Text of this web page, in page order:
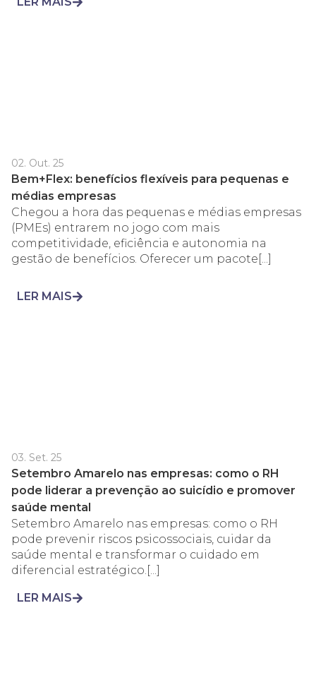
02. Out. 25
Bem+Flex: benefícios flexíveis para pequenas e
médias empresas
Chegou a hora das pequenas e médias empresas
(PMEs) entrarem no jogo com mais
competitividade, eficiência e autonomia na
gestão de benefícios. Oferecer um pacote[...]
LER MAIS
03. Set. 25
Setembro Amarelo nas empresas: como o RH
pode liderar a prevenção ao suicídio e promover
saúde mental
Setembro Amarelo nas empresas: como o RH
pode prevenir riscos psicossociais, cuidar da
saúde mental e transformar o cuidado em
diferencial estratégico.[...]
LER MAIS